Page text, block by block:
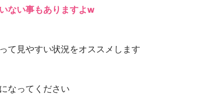
ない事もありますよw
て見やすい状況をオススメします
なってください